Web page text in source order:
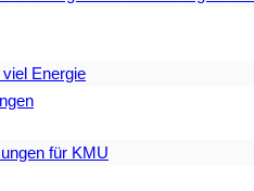
Energie
für KMU